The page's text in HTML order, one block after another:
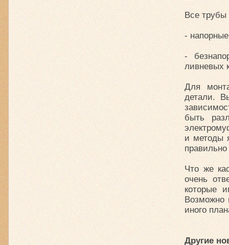
Все
-
-
ливневых
Для
детали.
быть
и методы
правильно
Что же
очень
которые
Возможно
иного
Другие